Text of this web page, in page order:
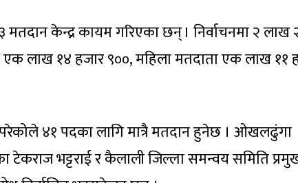
केन्द्र कायम गरिएका छन् । निर्वाचनमा २ लाख
लाख १४ हजार ९००, महिला मतदाता एक लाख ११
४१ पदका लागि मात्रै मतदान हुनेछ । ओखलढुंगा
टेकराज भट्टराई र कैलाली जिल्ला समन्वय समिति